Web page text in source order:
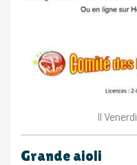
Il Venerdì
Grande aioli